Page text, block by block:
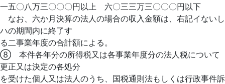
一五〇八万三〇〇〇円以上 六〇三三万三〇〇〇円以下
なお、六か月決算の法人の場合の収入金額は、右記イないし
ハの期間内に終了す
る二事業年度の合計額による。
⑧ 本件各年分の所得税又は各事業年度分の法人税について
更正又は決定の各処分
を受けた個人又は法人のうち、国税通則法もしくは行政事件訴